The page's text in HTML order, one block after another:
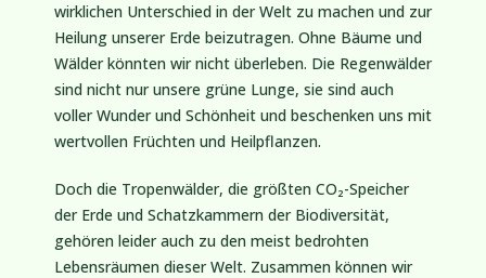
wirklichen Unterschied in der Welt zu machen und zur
Heilung unserer Erde beizutragen. Ohne Bäume und
Wälder könnten wir nicht überleben. Die Regenwälder
sind nicht nur unsere grüne Lunge, sie sind auch
voller Wunder und Schönheit und beschenken uns mit
wertvollen Früchten und Heilpflanzen.
Doch die Tropenwälder, die größten CO₂-Speicher
der Erde und Schatzkammern der Biodiversität,
gehören leider auch zu den meist bedrohten
Lebensräumen dieser Welt. Zusammen können wir